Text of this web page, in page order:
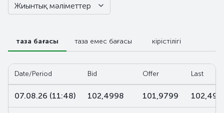
Жиынтық мәліметтер
таза бағасы таза емес бағасы кірістілігі
Date/Period Bid Offer Last
07.08.26 (11:48) 102,4998 101,9799